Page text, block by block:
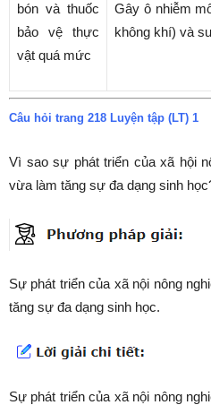
bón và thuốc
bảo vệ thực
vật quá mức
Gây ô nhiễm
không khí) và
Câu hỏi trang 218 Luyện tập (LT) 1
Vì sao sự phát triển của xã hội
vừa làm tăng sự đa dạng sinh
Sự phát triển của xã nội nông
tăng sự đa dạng sinh học.
Sự phát triển của xã nội nông